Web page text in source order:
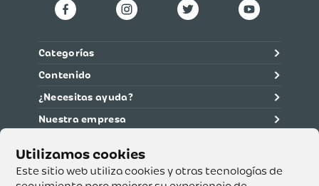
Este sitio web utiliza cookies y otras tecnologías de
Categorías
Contenido
¿Necesitas ayuda?
Nuestra empresa